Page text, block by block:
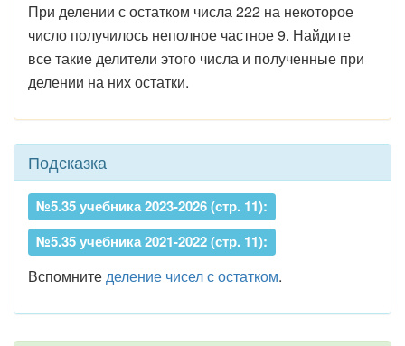
При делении с остатком числа 222 на некоторое
число получилось неполное частное 9. Найдите
все такие делители этого числа и полученные при
делении на них остатки.
Подсказка
№5.35 учебника 2023-2026 (стр. 11):
№5.35 учебника 2021-2022 (стр. 11):
Вспомнитеделение чисел с остатком.